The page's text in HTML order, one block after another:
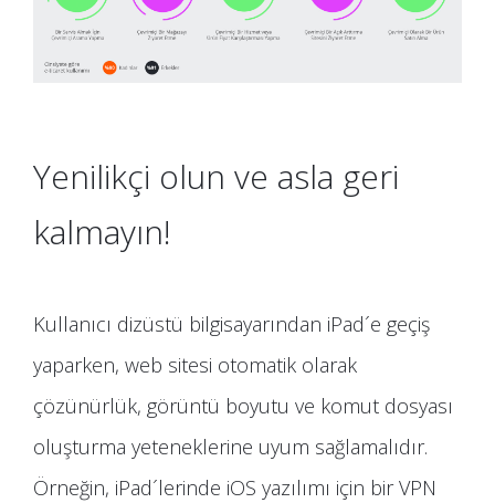
Yenilikçi olun ve asla geri
kalmayın!
Kullanıcı dizüstü bilgisayarından iPad´e geçiş
yaparken, web sitesi otomatik olarak
çözünürlük, görüntü boyutu ve komut dosyası
oluşturma yeteneklerine uyum sağlamalıdır.
Örneğin, iPad´lerinde iOS yazılımı için bir VPN